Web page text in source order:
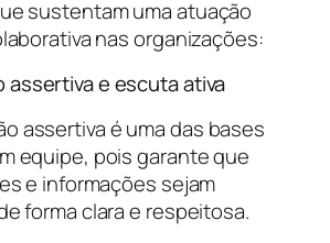
sustentam uma atuação
nas organizações:
assertiva e escuta ativa
assertiva é uma das bases
equipe, pois garante que
e informações sejam
forma clara e respeitosa.